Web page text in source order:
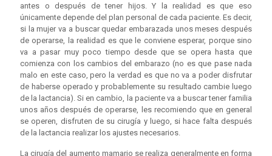
antes o después de tener hijos. Y la realidad es que eso
únicamente depende del plan personal de cada paciente. Es decir,
si la mujer va a buscar quedar embarazada unos meses después
de operarse, la realidad es que le conviene esperar, porque sino
va a pasar muy poco tiempo desde que se opera hasta que
comienza con los cambios del embarazo (no es que pase nada
malo en este caso, pero la verdad es que no va a poder disfrutar
de haberse operado y probablemente su resultado cambie luego
de la lactancia). Si en cambio, la paciente va a buscar tener familia
unos años después de operarse, les recomiendo que en general
se operen, disfruten de su cirugía y luego, si hace falta después
de la lactancia realizar los ajustes necesarios.
La cirugía del aumento mamario se realiza generalmente en forma